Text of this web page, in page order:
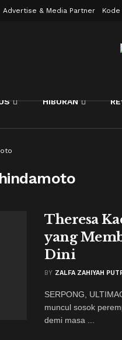
Advertise & Media Partner Kode
HIBURAN
Theresa
yang
Dini
BY ZALFA ZAHIYAH
SERPONG,
muncul sosok
demi masa ...